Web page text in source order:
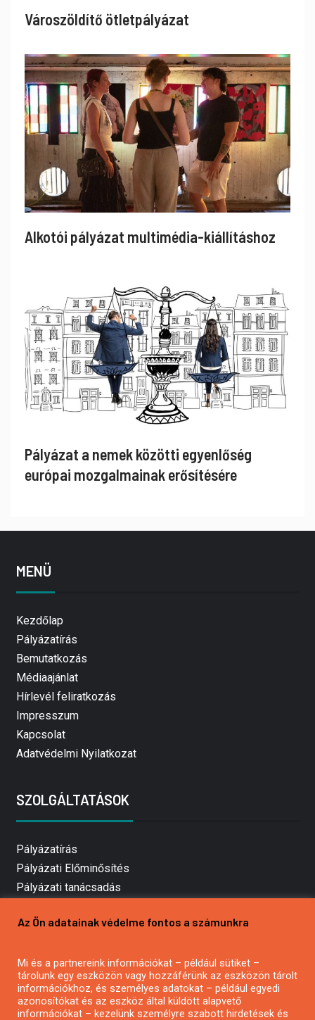
Városzöldítő ötletpályázat
Alkotói pályázat multimédia-kiállításhoz
Pályázat a nemek közötti egyenlőség
európai mozgalmainak erősítésére
MENÜ
Kezdőlap
Pályázatírás
Bemutatkozás
Médiaajánlat
Hírlevél feliratkozás
Impresszum
Kapcsolat
Adatvédelmi Nyilatkozat
SZOLGÁLTATÁSOK
Pályázatírás
Pályázati Előminősítés
Pályázati tanácsadás
Mezőgazdasági pályázatírás
Pályázatírás civil szervezeteknek
Pályázatírás önkormányzatoknak
Pályázatfigyelés
Az Ön adatainak védelme fontos a számunkra
Mi és a partnereink információkat – például sütiket –
tárolunk egy eszközön vagy hozzáférünk az eszközön tárolt
információkhoz, és személyes adatokat – például egyedi
azonosítókat és az eszköz által küldött alapvető
információkat – kezelünk személyre szabott hirdetések és